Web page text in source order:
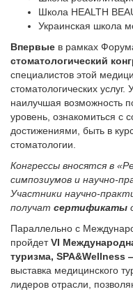
Школа HEALTH
Украинская школа
Впервые в рамках
стоматологический
специалистов этой
стоматологических
наилучшая возможность
уровень, ознакомиться
достижениями, быть в
стоматологии.
Конгрессы вносятся в
симпозиумов и научно-
Участники научно-
получат сертификаты
Параллельно с
пройдетVI
туризма, SPA&Wellness
выставка медицинского
лидеров отрасли,